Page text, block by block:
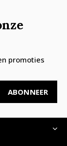
promoties
ABONNEER